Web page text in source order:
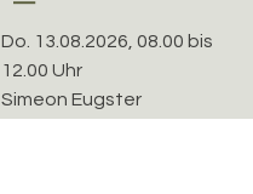
Do. 13.08.2026, 08.00 bis
12.00 Uhr
Simeon Eugster